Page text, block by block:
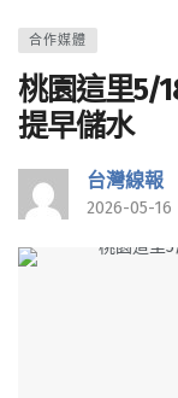
合作媒體
桃園這里5/
提早儲水
台灣線報
2026-05-16